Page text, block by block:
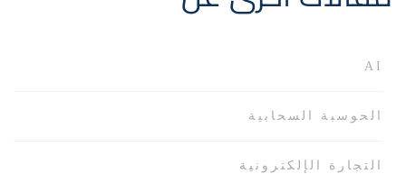
AI
الحوسبة السحابية
التجارة الإلكترونية